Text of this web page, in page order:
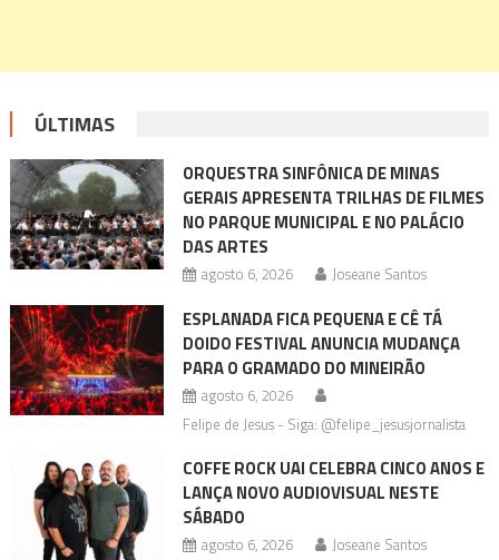
ÚLTIMAS
ORQUESTRA SINFÔNICA DE MINAS
GERAIS APRESENTA TRILHAS DE FILMES
NO PARQUE MUNICIPAL E NO PALÁCIO
DAS ARTES
agosto 6, 2026 Joseane Santos
ESPLANADA FICA PEQUENA E CÊ TÁ
DOIDO FESTIVAL ANUNCIA MUDANÇA
PARA O GRAMADO DO MINEIRÃO
agosto 6, 2026
Felipe de Jesus - Siga: @felipe_jesusjornalista
COFFE ROCK UAI CELEBRA CINCO ANOS E
LANÇA NOVO AUDIOVISUAL NESTE
SÁBADO
agosto 6, 2026 Joseane Santos